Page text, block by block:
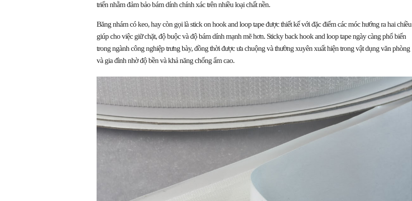
triển nhằm đảm bảo bám dính chính xác trên nhiều loại chất nền.
Băng nhám có keo, hay còn gọi là stick on hook and loop tape được thiết kế với đặc điểm các móc hướng ra hai chiều
giúp cho việc giữ chặt, độ buộc và độ bám dính mạnh mẽ hơn. Sticky back hook and loop tape ngày càng phổ biến
trong ngành công nghiệp trưng bày, đồng thời được ưa chuộng và thường xuyên xuất hiện trong vật dụng văn phòng
và gia đình nhờ độ bền và khả năng chống ẩm cao.